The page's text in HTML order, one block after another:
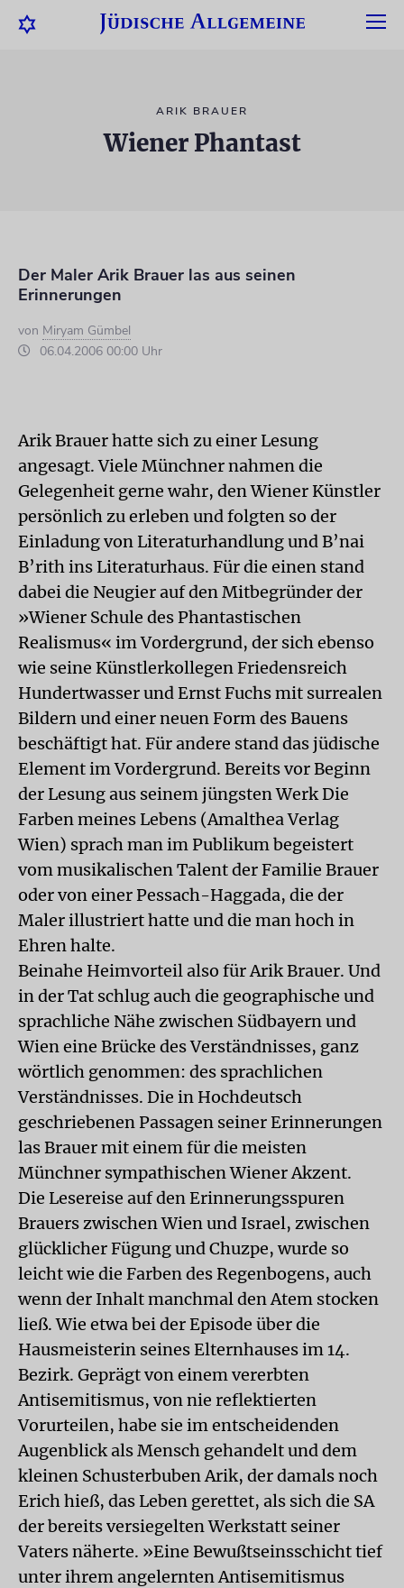
ARIK BRAUER
Wiener Phantast
Der Maler Arik Brauer las aus seinen
Erinnerungen
von Miryam Gümbel
06.04.2006 00:00 Uhr
Arik Brauer hatte sich zu einer Lesung
angesagt. Viele Münchner nahmen die
Gelegenheit gerne wahr, den Wiener Künstler
persönlich zu erleben und folgten so der
Einladung von Literaturhandlung und B’nai
B’rith ins Literaturhaus. Für die einen stand
dabei die Neugier auf den Mitbegründer der
»Wiener Schule des Phantastischen
Realismus« im Vordergrund, der sich ebenso
wie seine Künstlerkollegen Friedensreich
Hundertwasser und Ernst Fuchs mit surrealen
Bildern und einer neuen Form des Bauens
beschäftigt hat. Für andere stand das jüdische
Element im Vordergrund. Bereits vor Beginn
der Lesung aus seinem jüngsten Werk Die
Farben meines Lebens (Amalthea Verlag
Wien) sprach man im Publikum begeistert
vom musikalischen Talent der Familie Brauer
oder von einer Pessach-Haggada, die der
Maler illustriert hatte und die man hoch in
Ehren halte.
Beinahe Heimvorteil also für Arik Brauer. Und
in der Tat schlug auch die geographische und
sprachliche Nähe zwischen Südbayern und
Wien eine Brücke des Verständnisses, ganz
wörtlich genommen: des sprachlichen
Verständnisses. Die in Hochdeutsch
geschriebenen Passagen seiner Erinnerungen
las Brauer mit einem für die meisten
Münchner sympathischen Wiener Akzent.
Die Lesereise auf den Erinnerungsspuren
Brauers zwischen Wien und Israel, zwischen
glücklicher Fügung und Chuzpe, wurde so
leicht wie die Farben des Regenbogens, auch
wenn der Inhalt manchmal den Atem stocken
ließ. Wie etwa bei der Episode über die
Hausmeisterin seines Elternhauses im 14.
Bezirk. Geprägt von einem vererbten
Antisemitismus, von nie reflektierten
Vorurteilen, habe sie im entscheidenden
Augenblick als Mensch gehandelt und dem
kleinen Schusterbuben Arik, der damals noch
Erich hieß, das Leben gerettet, als sich die SA
der bereits versiegelten Werkstatt seiner
Vaters näherte. »Eine Bewußtseinsschicht tief
unter ihrem angelernten Antisemitismus